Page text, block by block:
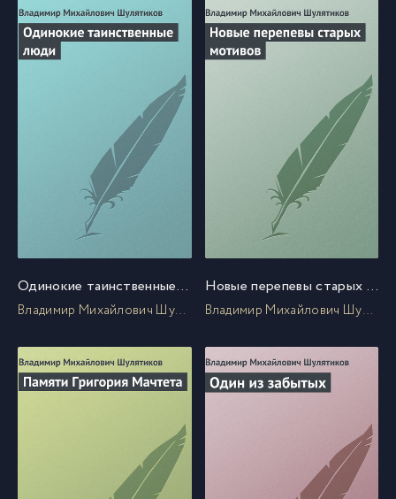
Одинокие таинственные люди
Владимир Михайлович Шулятиков
Новые перепевы старых мотивов
Владимир Михайлович Шулятиков